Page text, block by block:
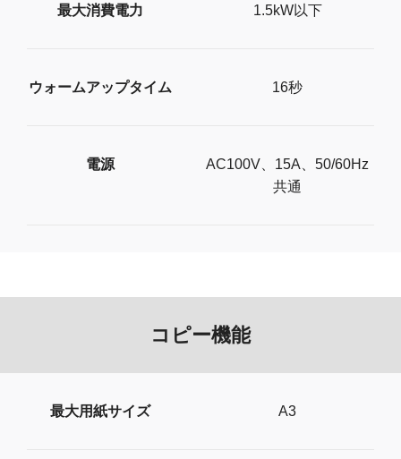
最大消費電力 1.5kW以下
ウォームアップタイム 16秒
電源
AC100V、15A、50/60Hz
共通
コピー機能
最大用紙サイズ A3